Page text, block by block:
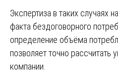
Экспертиза в таких случаях
факта бездоговорного
определение объёма
позволяет точно рассчитать
компании.